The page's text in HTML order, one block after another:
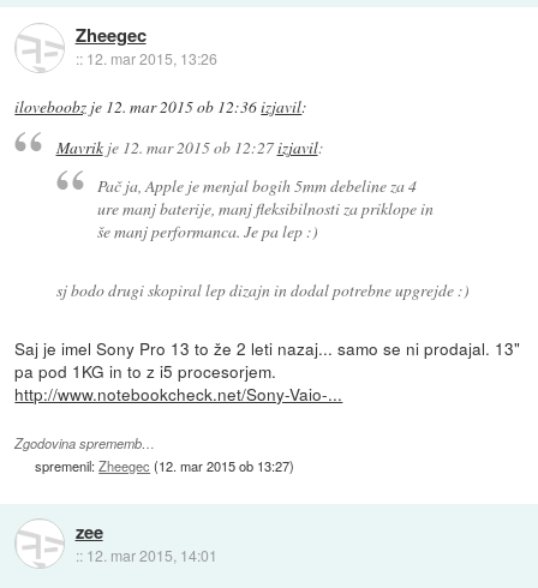
Zheegec
:: 12. mar 2015, 13:26
iloveboobz je 12. mar 2015 ob 12:36izjavil:
Mavrikje 12. mar 2015 ob 12:27izjavil:
Pač ja, Apple je menjal bogih 5mm debeline za 4
ure manj baterije, manj fleksibilnosti za priklope in
še manj performanca. Je pa lep :)
sj bodo drugi skopiral lep dizajn in dodal potrebne upgrejde :)
Saj je imel Sony Pro 13 to že 2 leti nazaj... samo se ni prodajal. 13"
pa pod 1KG in to z i5 procesorjem.
http://www.notebookcheck.net/Sony-Vaio-...
Zgodovina sprememb…
spremenil:Zheegec (12. mar 2015 ob 13:27)
zee
:: 12. mar 2015, 14:01